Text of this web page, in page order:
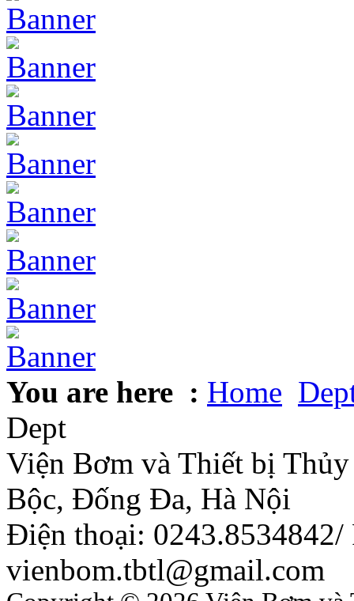
You are here : Home
Dept
Viện Bơm và Thiết bị
Bộc, Đống Đa, Hà Nội
Điện thoại:
vienbom.tbtl@gmail.com